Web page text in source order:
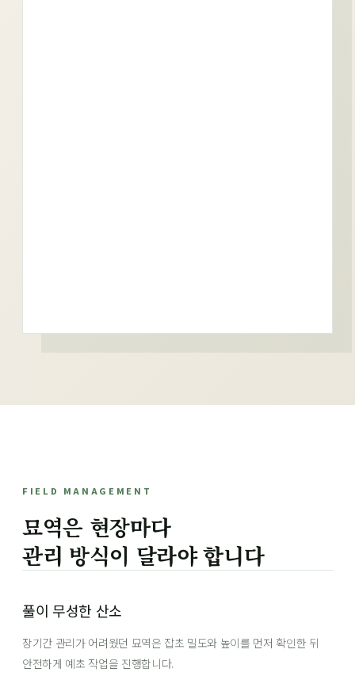
FIELD MANAGEMENT
묘역은 현장마다
관리 방식이 달라야 합니다
풀이 무성한 산소
장기간 관리가 어려웠던 묘역은 잡초 밀도와 높이를 먼저 확인한 뒤
안전하게 예초 작업을 진행합니다.